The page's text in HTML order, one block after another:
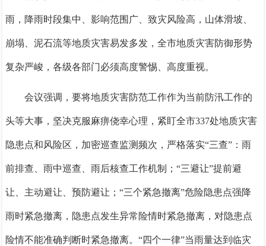
雨，降雨时段集中、影响范围广、致灾风险高，山体滑坡、
崩塌、泥石流等地质灾害易发多发，全市地质灾害防御形势
复杂严峻，各级各部门必须高度警惕、高度重视。
会议强调，要将地质灾害防范工作作为当前防汛工作的
头等大事，坚决克服麻痹侥幸心理，紧盯全市337处地质灾害
隐患点和风险区，加密巡查监测频次，严格落实“三查”：雨
前排查、雨中巡查、雨后核查工作机制；“三避让”提前避
让、主动避让、预防避让；“三个紧急撤离”危险隐患点强降
雨时紧急撤离，隐患点发生异常险情时紧急撤离，对隐患点
险情不能准确判断时紧急撤离。“四个一律”当雨量达到临灾